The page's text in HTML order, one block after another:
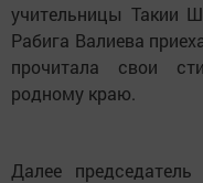
учительницы Такии
Рабига Валиева
прочитала свои
родному краю.
Далее